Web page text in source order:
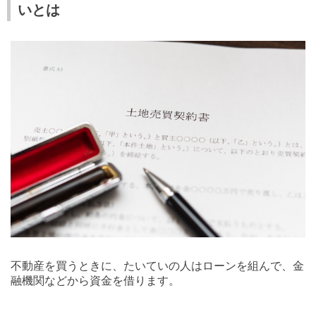
いとは
不動産を買うときに、たいていの人はローンを組んで、金
融機関などから資金を借ります。